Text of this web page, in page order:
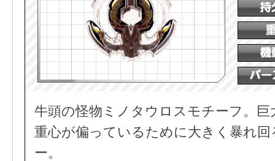
牛頭の怪物ミノタウロスモチーフ。
重心が偏っているために大きく暴れ
ー。